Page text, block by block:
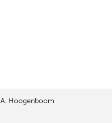
A. Hoogenboom